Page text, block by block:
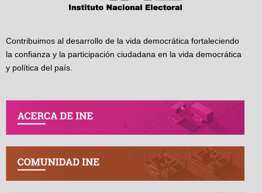
Contribuimos al desarrollo de la vida democrática fortaleciendo
la confianza y la participación ciudadana en la vida democrática
y política del país.